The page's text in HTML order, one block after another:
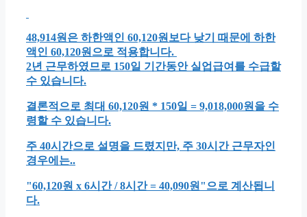
48,914원은 하한액인 60,120원보다 낮기 때문에 하한
액인 60,120원으로 적용합니다.
2년 근무하였므로 150일 기간동안 실업급여를 수급할
수 있습니다.
결론적으로 최대 60,120원 * 150일 = 9,018,000원을 수
령할 수 있습니다.
주 40시간으로 설명을 드렸지만, 주 30시간 근무자인
경우에는..
"60,120원 x 6시간 / 8시간 = 40,090원"으로 계산됩니
다.